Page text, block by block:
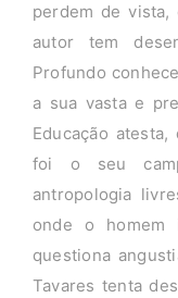
perdem de vista,
autor tem
Profundo
a sua vasta e
Educação
foi o seu
antropologia
onde o homem
questiona
Tavares tenta